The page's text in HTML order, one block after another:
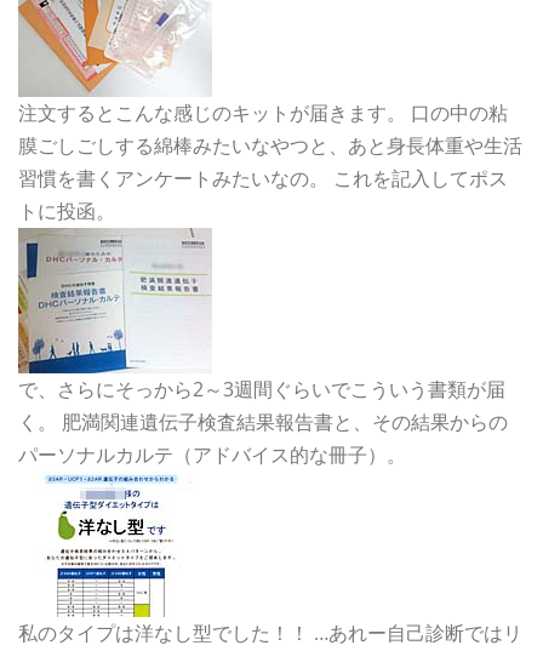
注文するとこんな感じのキットが届きます。 口の中の粘
膜ごしごしする綿棒みたいなやつと、あと身長体重や生活
習慣を書くアンケートみたいなの。 これを記入してポス
トに投函。
で、さらにそっから2～3週間ぐらいでこういう書類が届
く。 肥満関連遺伝子検査結果報告書と、その結果からの
パーソナルカルテ（アドバイス的な冊子）。
私のタイプは洋なし型でした！！ …あれー自己診断ではリ